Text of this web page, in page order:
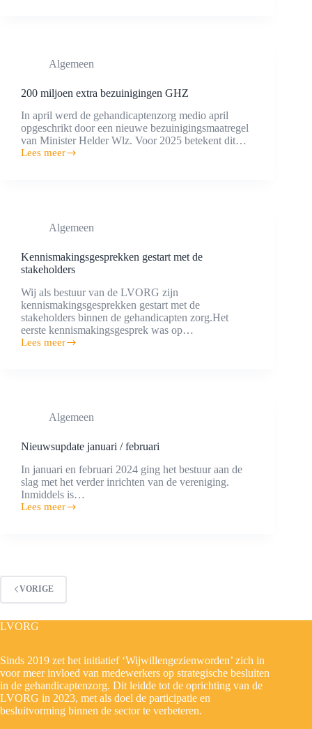
mokerslag
kwaliteit’
Algemeen
200 miljoen extra bezuinigingen GHZ
In april werd de gehandicaptenzorg medio april
opgeschrikt door een nieuwe bezuinigingsmaatregel
van Minister Helder Wlz. Voor 2025 betekent dit…
Lees meer
200
Algemeen
Kennismakingsgesprekken gestart met de
stakeholders
Wij als bestuur van de LVORG zijn
kennismakingsgesprekken gestart met de
stakeholders binnen de gehandicapten zorg.Het
eerste kennismakingsgesprek was op…
Lees meer
Kennismakingsgesprekken
Algemeen
Nieuwsupdate januari / februari
In januari en februari 2024 ging het bestuur aan de
slag met het verder inrichten van de vereniging.
Inmiddels is…
Lees meer
Nieuwsupdate
VORIGE
LVORG
Sinds 2019 zet het initiatief ‘Wijwillengezienworden’ zich in
voor meer invloed van medewerkers op strategische besluiten
in de gehandicaptenzorg. Dit leidde tot de oprichting van de
LVORG in 2023, met als doel de participatie en
besluitvorming binnen de sector te verbeteren.